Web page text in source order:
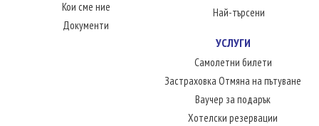
Кои сме ние
Документи
Най-търсени
УСЛУГИ
Самолетни билети
Застраховка Отмяна на пътуване
Ваучер за подарък
Хотелски резервации